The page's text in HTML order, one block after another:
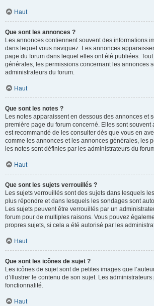
Haut
Que sont les annonces ?
Les annonces contiennent souvent des informations
dans lequel vous naviguez. Les annonces
page du forum dans lequel elles ont été publiées.
générales, les permissions concernant les annonces
administrateurs du forum.
Haut
Que sont les notes ?
Les notes apparaissent en dessous des annonces et
première page du forum concerné. Elles sont souvent
est recommandé de les consulter dès que vous en
comme les annonces et les annonces générales, les
les notes sont définies par les administrateurs du
Haut
Que sont les sujets verrouillés ?
Les sujets verrouillés sont des sujets dans lesquels
plus répondre et dans lesquels les sondages sont
Les sujets peuvent être verrouillés par un
forum pour de multiples raisons. Vous pouvez
propres sujets, si cela a été autorisé par les
Haut
Que sont les icônes de sujet ?
Les icônes de sujet sont de petites images que
d’illustrer le contenu de son sujet. Les
fonctionnalité.
Haut